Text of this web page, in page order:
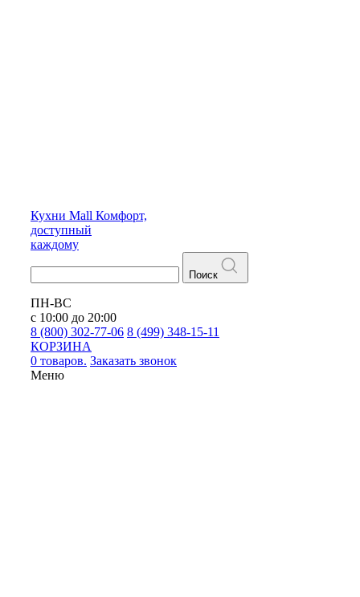
Кухни Mall Комфорт,
доступный
каждому
Поиск
ПН-ВС
с 10:00 до 20:00
8 (800) 302-77-06 8 (499) 348-15-11
КОРЗИНА
0 товаров. Заказать звонок
Меню